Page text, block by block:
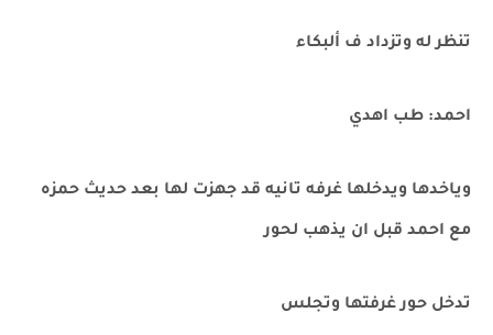
تنظر له وتزداد ف ألبكاء
احمد: طب اهدي
وياخدها ويدخلها غرفه تانيه قد جهزت لها بعد حديث حمزه
مع احمد قبل ان يذهب لحور
تدخل حور غرفتها وتجلس